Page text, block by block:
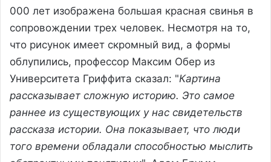
000 лет изображена большая красная свинья в
сопровождении трех человек. Несмотря на то,
что рисунок имеет скромный вид, а формы
облупились, профессор Максим Обер из
Университета Гриффита сказал: "Картина
рассказывает сложную историю. Это самое
раннее из существующих у нас свидетельств
рассказа истории. Она показывает, что люди
того времени обладали способностью мыслить